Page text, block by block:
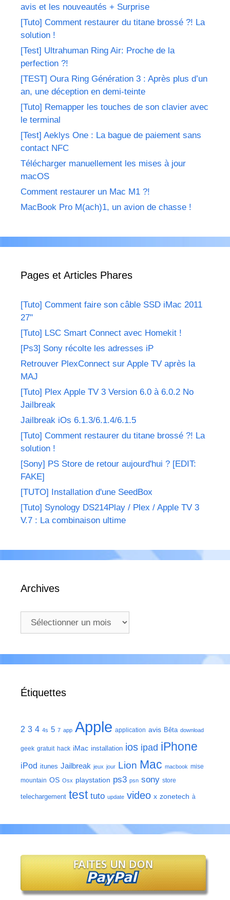
avis et les nouveautés + Surprise
[Tuto] Comment restaurer du titane brossé ?! La
solution !
[Test] Ultrahuman Ring Air: Proche de la
perfection ?!
[TEST] Oura Ring Génération 3 : Après plus d’un
an, une déception en demi-teinte
[Tuto] Remapper les touches de son clavier avec
le terminal
[Test] Aeklys One : La bague de paiement sans
contact NFC
Télécharger manuellement les mises à jour
macOS
Comment restaurer un Mac M1 ?!
MacBook Pro M(ach)1, un avion de chasse !
Pages et Articles Phares
[Tuto] Comment faire son câble SSD iMac 2011
27"
[Tuto] LSC Smart Connect avec Homekit !
[Ps3] Sony récolte les adresses iP
Retrouver PlexConnect sur Apple TV après la
MAJ
[Tuto] Plex Apple TV 3 Version 6.0 à 6.0.2 No
Jailbreak
Jailbreak iOs 6.1.3/6.1.4/6.1.5
[Tuto] Comment restaurer du titane brossé ?! La
solution !
[Sony] PS Store de retour aujourd'hui ? [EDIT:
FAKE]
[TUTO] Installation d'une SeedBox
[Tuto] Synology DS214Play / Plex / Apple TV 3
V.7 : La combinaison ultime
Archives
Archives
Étiquettes
2 3 4 4s 5 7 app Apple application avis Bêta download
geek gratuit hack iMac installation ios ipad iPhone
iPod itunes Jailbreak jeux jour Lion Mac macbook mise
mountain OS Osx playstation ps3 psn sony store
telechargement test tuto update video x zonetech à